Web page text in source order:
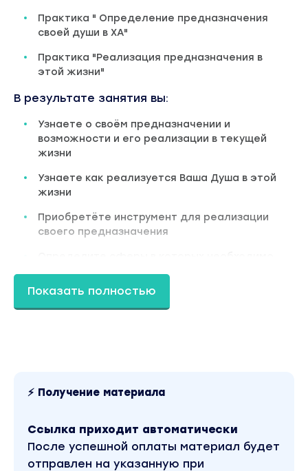
Практика " Определение предназначения
своей души в ХА"
Практика "Реализация предназначения в
этой жизни"
В результате занятия вы:
Узнаете о своём предназначении и
возможности и его реализации в текущей
жизни
Узнаете как реализуется Ваша Душа в этой
жизни
Приобретёте инструмент для реализации
своего предназначения
2 занятие: Кармические отношения в
Хрониках Акаши
Признаки кармических отношений и узлов
Практика «Работа с кармическими
отношениями и узлами в ХА»
Показать полностью
⚡ Получение материала
Ссылка приходит автоматически
После успешной оплаты материал будет
отправлен на указанную при